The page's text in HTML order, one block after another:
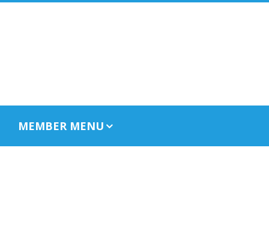
MEMBER MENU